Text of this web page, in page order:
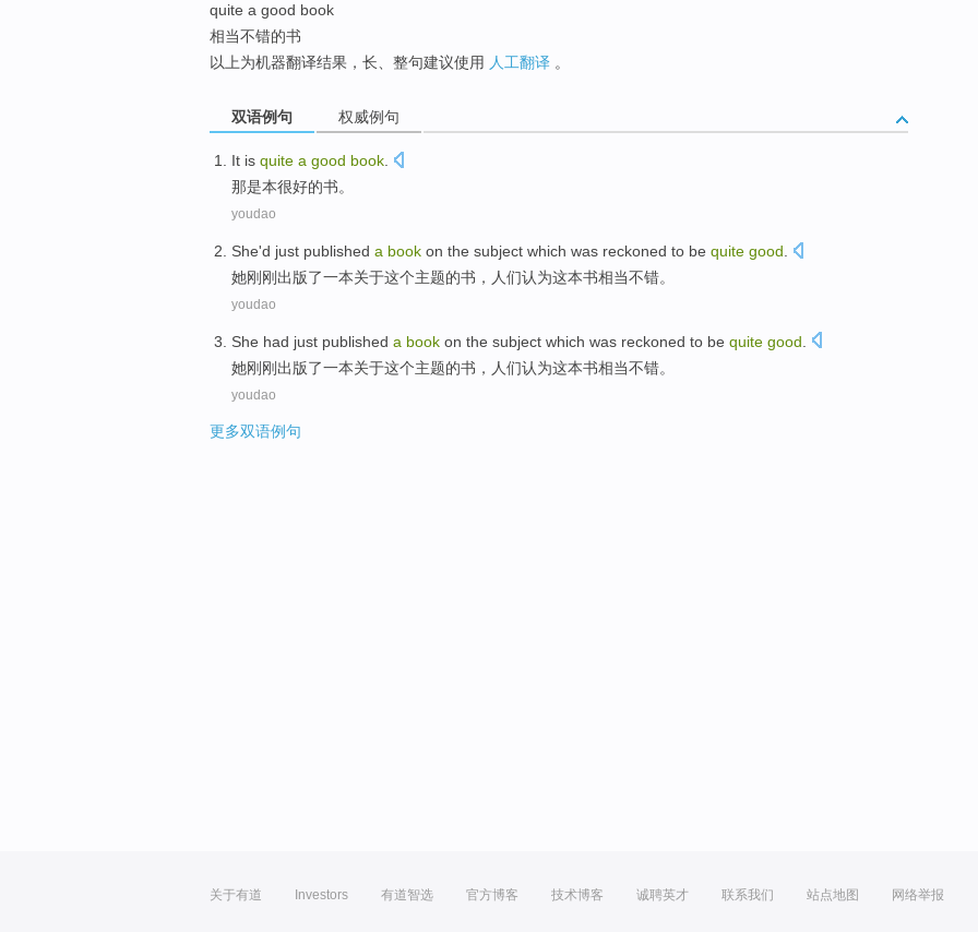
quite a good book
相当不错的书
以上为机器翻译结果，长、整句建议使用 人工翻译 。
双语例句 权威例句
It is quite a good book
那是本很好的书。
youdao
She'd just published a book on the subject which was reckoned to be quite good
她刚刚 出版了一本关于这个主题的书，人们认为这本书相当不错。
youdao
She had just published a book on the subject which was reckoned to be quite good
她刚刚 出版了一本关于这个主题的书，人们认为这本书相当不错。
youdao
更多双语例句
关于有道 Investors 有道智选 官方博客 技术博客 诚聘英才 联系我们 站点地图 网络举报